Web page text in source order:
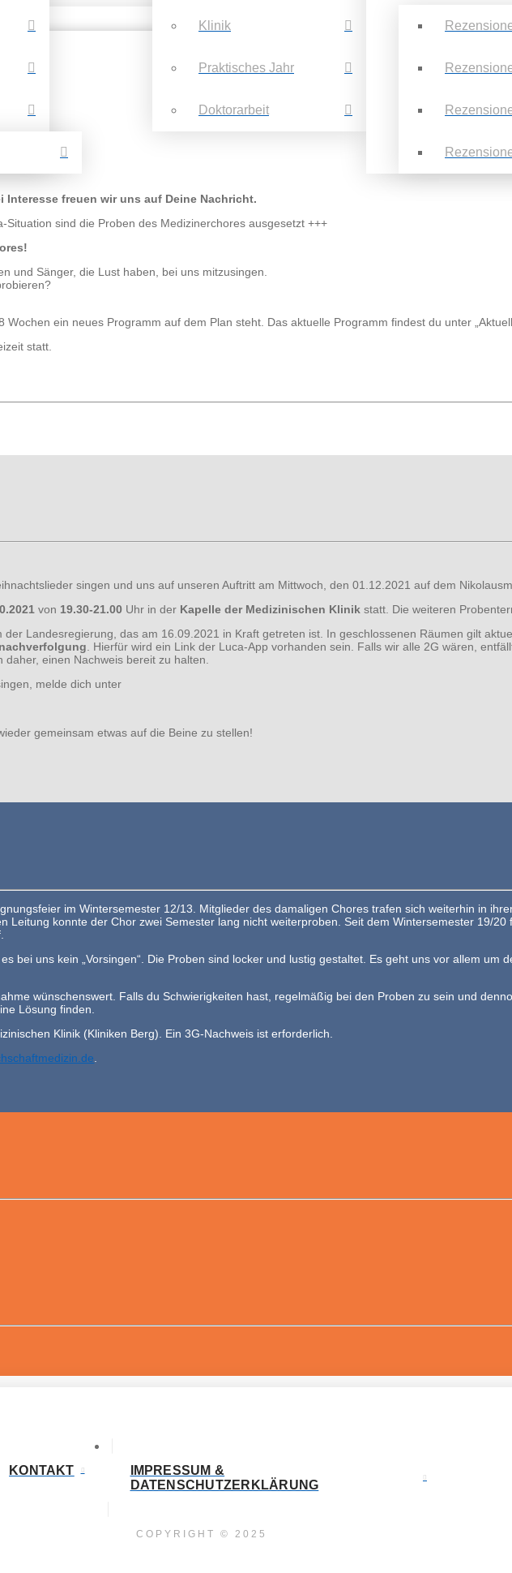
Klinik
Praktisches Jahr
Doktorarbeit
freuen wir uns auf Deine Nachricht.
sind die Proben des Medizinerchores ausgesetzt +++
und Sänger, die Lust haben, bei uns mitzusingen.
ein neues Programm auf dem Plan steht. Das aktuelle Programm findest du unter
statt.
singen und uns auf unseren Auftritt am Mittwoch, den 01.12.2021 auf dem
von 19.30-21.00 Uhr in der Kapelle der Medizinischen Klinik statt. Die weiteren
Landesregierung, das am 16.09.2021 in Kraft getreten ist. In geschlossenen Räumen gilt
. Hierfür wird ein Link der Luca-App vorhanden sein. Falls wir alle 2G wären,
einen Nachweis bereit zu halten.
melde dich unter
gemeinsam etwas auf die Beine zu stellen!
im Wintersemester 12/13. Mitglieder des damaligen Chores trafen sich weiterhin in
Leitung konnte der Chor zwei Semester lang nicht weiterproben. Seit dem Wintersemester 19/
bei uns kein „Vorsingen“. Die Proben sind locker und lustig gestaltet. Es geht uns vor allem um
wünschenswert. Falls du Schwierigkeiten hast, regelmäßig bei den Proben zu sein und
Lösung finden.
Klinik (Kliniken Berg). Ein 3G-Nachweis ist erforderlich.
KONTAKT
IMPRESSUM &
DATENSCHUTZERKLÄRUNG
COPYRIGHT © 2025